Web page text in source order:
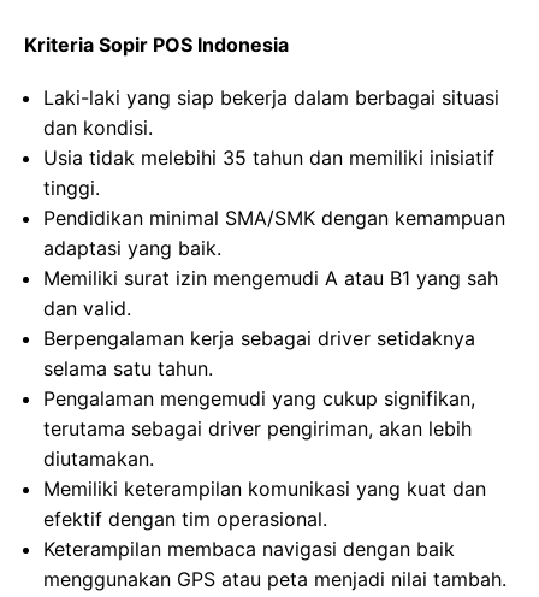
Kriteria Sopir POS Indonesia
Laki-laki yang siap bekerja dalam berbagai situasi
dan kondisi.
Usia tidak melebihi 35 tahun dan memiliki inisiatif
tinggi.
Pendidikan minimal SMA/SMK dengan kemampuan
adaptasi yang baik.
Memiliki surat izin mengemudi A atau B1 yang sah
dan valid.
Berpengalaman kerja sebagai driver setidaknya
selama satu tahun.
Pengalaman mengemudi yang cukup signifikan,
terutama sebagai driver pengiriman, akan lebih
diutamakan.
Memiliki keterampilan komunikasi yang kuat dan
efektif dengan tim operasional.
Keterampilan membaca navigasi dengan baik
menggunakan GPS atau peta menjadi nilai tambah.